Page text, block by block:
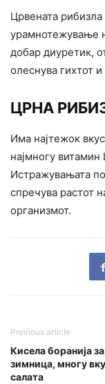
Црвената
урамнотежување
добар диуретик,
олеснува гихтот
ЦРНА
Има најтежок
најмногу витамин
Истражувањата
спречува растот
организмот.
Previous article
Кисела боранија за
зимница, многу
салата